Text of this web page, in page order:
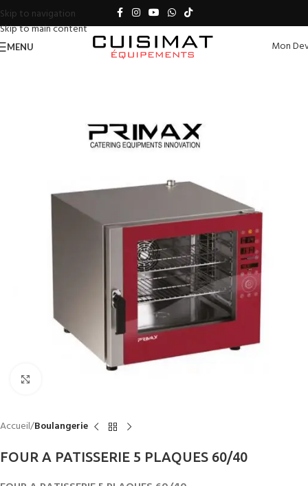
Skip to navigation
Skip to main content
MENU Mon
Accueil Boulangerie
FOUR A PATISSERIE 5 PLAQUES 60/40